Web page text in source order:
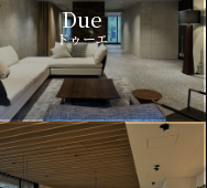
Due
ドゥーエ